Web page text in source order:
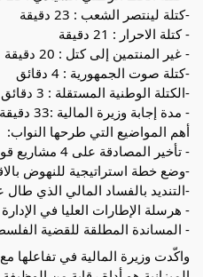
-كتلة لينتصر الشعب : 23 دقيقة
- كتلة الاحرار : 21 دقيقة
- غير المنتمين إلى كتل : 20 دقيقة
-كتلة صوت الجمهورية : 4 دقائق
-الكتلة الوطنية المستقلة : 3 دقائق
- مدة إجابة وزيرة المالية :33 دقيقة
أهم المواضيع التي طرحها النواب:
- تأخير المصادقة على 4 مشاريع قوانين متعلقة بغلق الميزانية.
-وضع خطة استراتيجية للنهوض
-التنديد بالفساد المالي الذي طال
- هرسلة الإطارات العليا في
- المساندة المطلقة للقضية
واكّدت وزيرة المالية في تفاعلها